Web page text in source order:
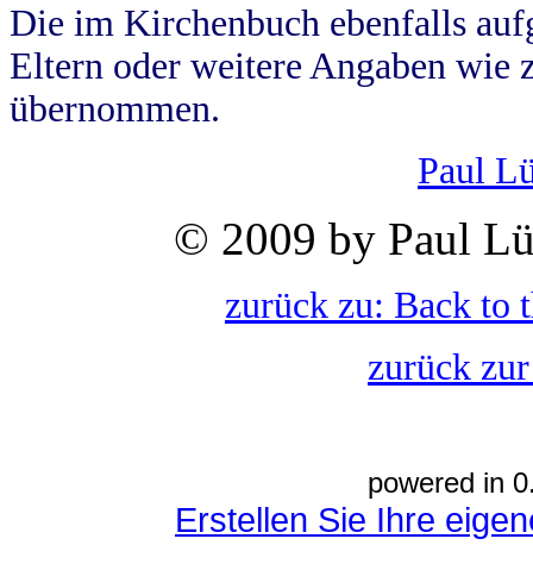
Die im Kirchenbuch ebenfalls
Eltern oder weitere Angaben wie
übernommen.
Paul
© 2009 by Paul
zurück zu: Back to
zurück
powered in
Erstellen Sie Ihre